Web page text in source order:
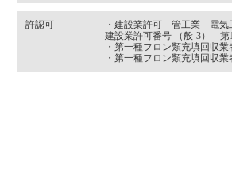
許認可
・建設業許可 管工業 電気
建設業許可番号 （般-3） 第
・第一種フロン類充填回収
・第一種フロン類充填回収